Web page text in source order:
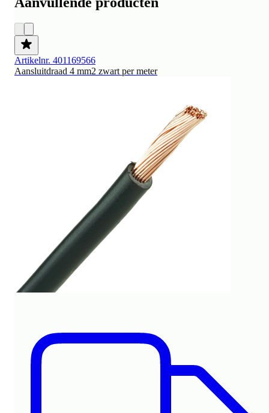
Artikelnr. 401169566
Aansluitdraad 4 mm2 zwart per meter